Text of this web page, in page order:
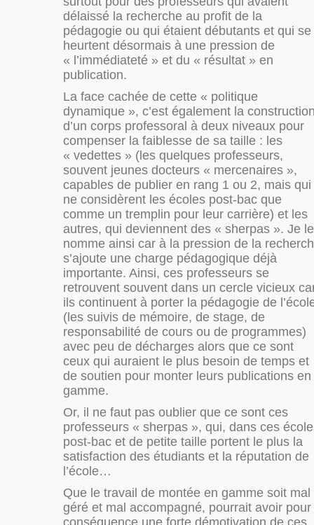
délaissé la recherche au profit de la
pédagogie ou qui étaient débutants et qui se
heurtent désormais à une pression de
« l’immédiateté » et du « résultat » en
publication.
La face cachée de cette « politique
dynamique », c’est également la
d’un corps professoral à deux niveaux pour
compenser la faiblesse de sa taille : les
« vedettes » (les quelques professeurs,
souvent jeunes docteurs « mercenaires »,
capables de publier en rang 1 ou 2, mais qui
ne considèrent les écoles post-bac que
comme un tremplin pour leur carrière) et les
autres, qui deviennent des « sherpas ». Je
nomme ainsi car à la pression de la
s’ajoute une charge pédagogique déjà
importante. Ainsi, ces professeurs se
retrouvent souvent dans un cercle vicieux
ils continuent à porter la pédagogie de
(les suivis de mémoire, de stage, de
responsabilité de cours ou de programmes)
avec peu de décharges alors que ce sont
ceux qui auraient le plus besoin de temps et
de soutien pour monter leurs publications en
gamme.
Or, il ne faut pas oublier que ce sont ces
professeurs « sherpas », qui, dans ces
post-bac et de petite taille portent le plus la
satisfaction des étudiants et la réputation de
l’école…
Que le travail de montée en gamme soit mal
géré et mal accompagné, pourrait avoir pour
conséquence une forte démotivation de ces